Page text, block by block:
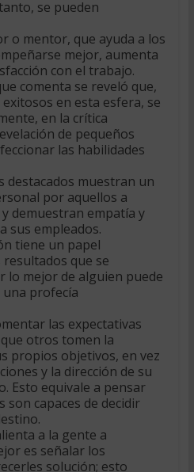
se pueden
o mentor, que ayuda a los
mejor, aumenta
con el trabajo.
comenta se reveló que,
en esta esfera, se
en la crítica
de pequeños
las habilidades
destacados muestran un
por aquellos a
demuestran empatía y
sus empleados.
tiene un papel
que se
lo mejor de alguien puede
profecía
las expectativas
otros tomen la
propios objetivos, en vez
y la dirección de su
Esto equivale a pensar
son capaces de decidir
a la gente a
es señalar los
solución; esto